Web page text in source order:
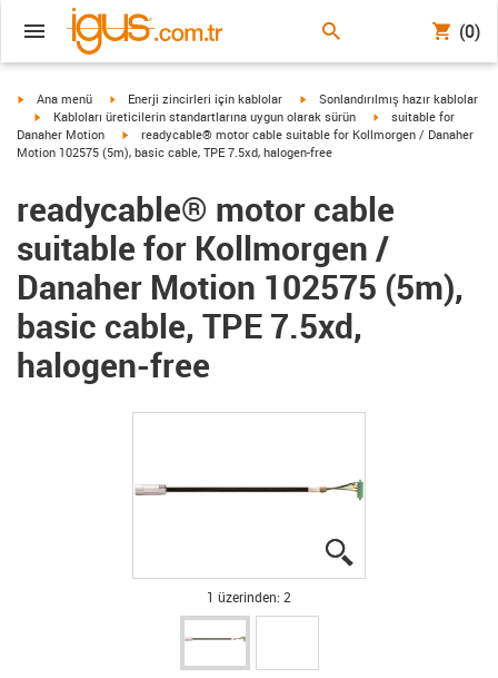
(0)
igus-icon-arrow-right
Ana menü igus-icon-arrow-right
Enerji zincirleri için kablolar igus-icon-arrow-right
Sonlandırılmış hazır kablolar
igus-icon-arrow-right
Kabloları üreticilerin standartlarına uygun olarak sürün igus-icon-arrow-right
suitable for
Danaher Motion
igus-icon-arrow-right
readycable® motor cable suitable for Kollmorgen / Danaher
Motion 102575 (5m), basic cable, TPE 7.5xd, halogen-free
readycable® motor cable
suitable for Kollmorgen /
Danaher Motion 102575 (5m),
basic cable, TPE 7.5xd,
halogen-free
1 üzerinden: 2